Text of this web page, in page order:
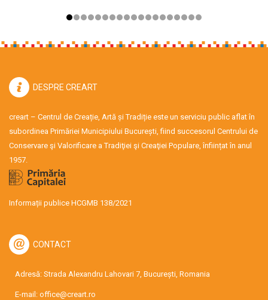
DESPRE CREART
creart – Centrul de Creație, Artă și Tradiție este un serviciu public aflat în
subordinea Primăriei Municipiului București, fiind succesorul Centrului de
Conservare şi Valorificare a Tradiţiei şi Creaţiei Populare, înființat în anul
1957.
Informații publice HCGMB 138/2021
CONTACT
Adresă: Strada Alexandru Lahovari 7, București, Romania
E-mail: office@creart.ro